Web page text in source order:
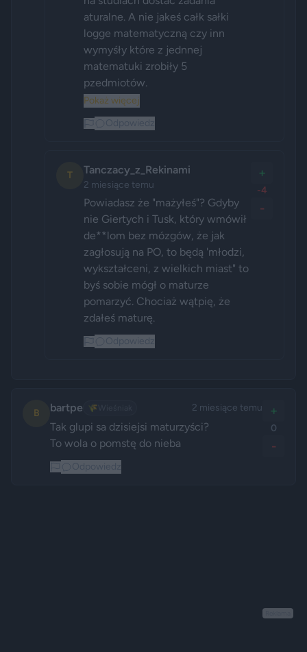
aturalne. A nie jakeś całk sałki
logge matematyczną czy inn
wymyśły które z jednnej
matematuki zrobiły 5
pzedmiotów.
Pokaż więcej
T Tanczacy_z_Rekinami
2 miesiące temu
Powiadasz że "mażyłeś"? Gdyby
nie Giertych i Tusk, który wmówił
de**lom bez mózgów, że jak
zagłosują na PO, to będą 'młodzi,
wykształceni, z wielkich miast" to
byś sobie mógł o maturze
pomarzyć. Chociaż wątpię, że
zdałeś maturę.
+
-4
-
B bartpe 🌾 2 miesiące temu
Tak glupi sa dzisiejsi maturzyści?
To wola o pomstę do nieba
+
0
-